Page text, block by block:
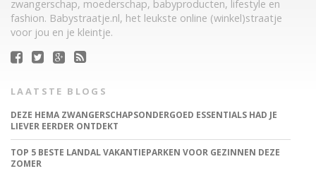
zwangerschap, moederschap, babyproducten, lifestyle en
fashion. Babystraatje.nl, het leukste online (winkel)straatje
voor jou en je kleintje.
LAATSTE BLOGS
DEZE HEMA ZWANGERSCHAPSONDERGOED ESSENTIALS HAD JE
LIEVER EERDER ONTDEKT
TOP 5 BESTE LANDAL VAKANTIEPARKEN VOOR GEZINNEN DEZE
ZOMER